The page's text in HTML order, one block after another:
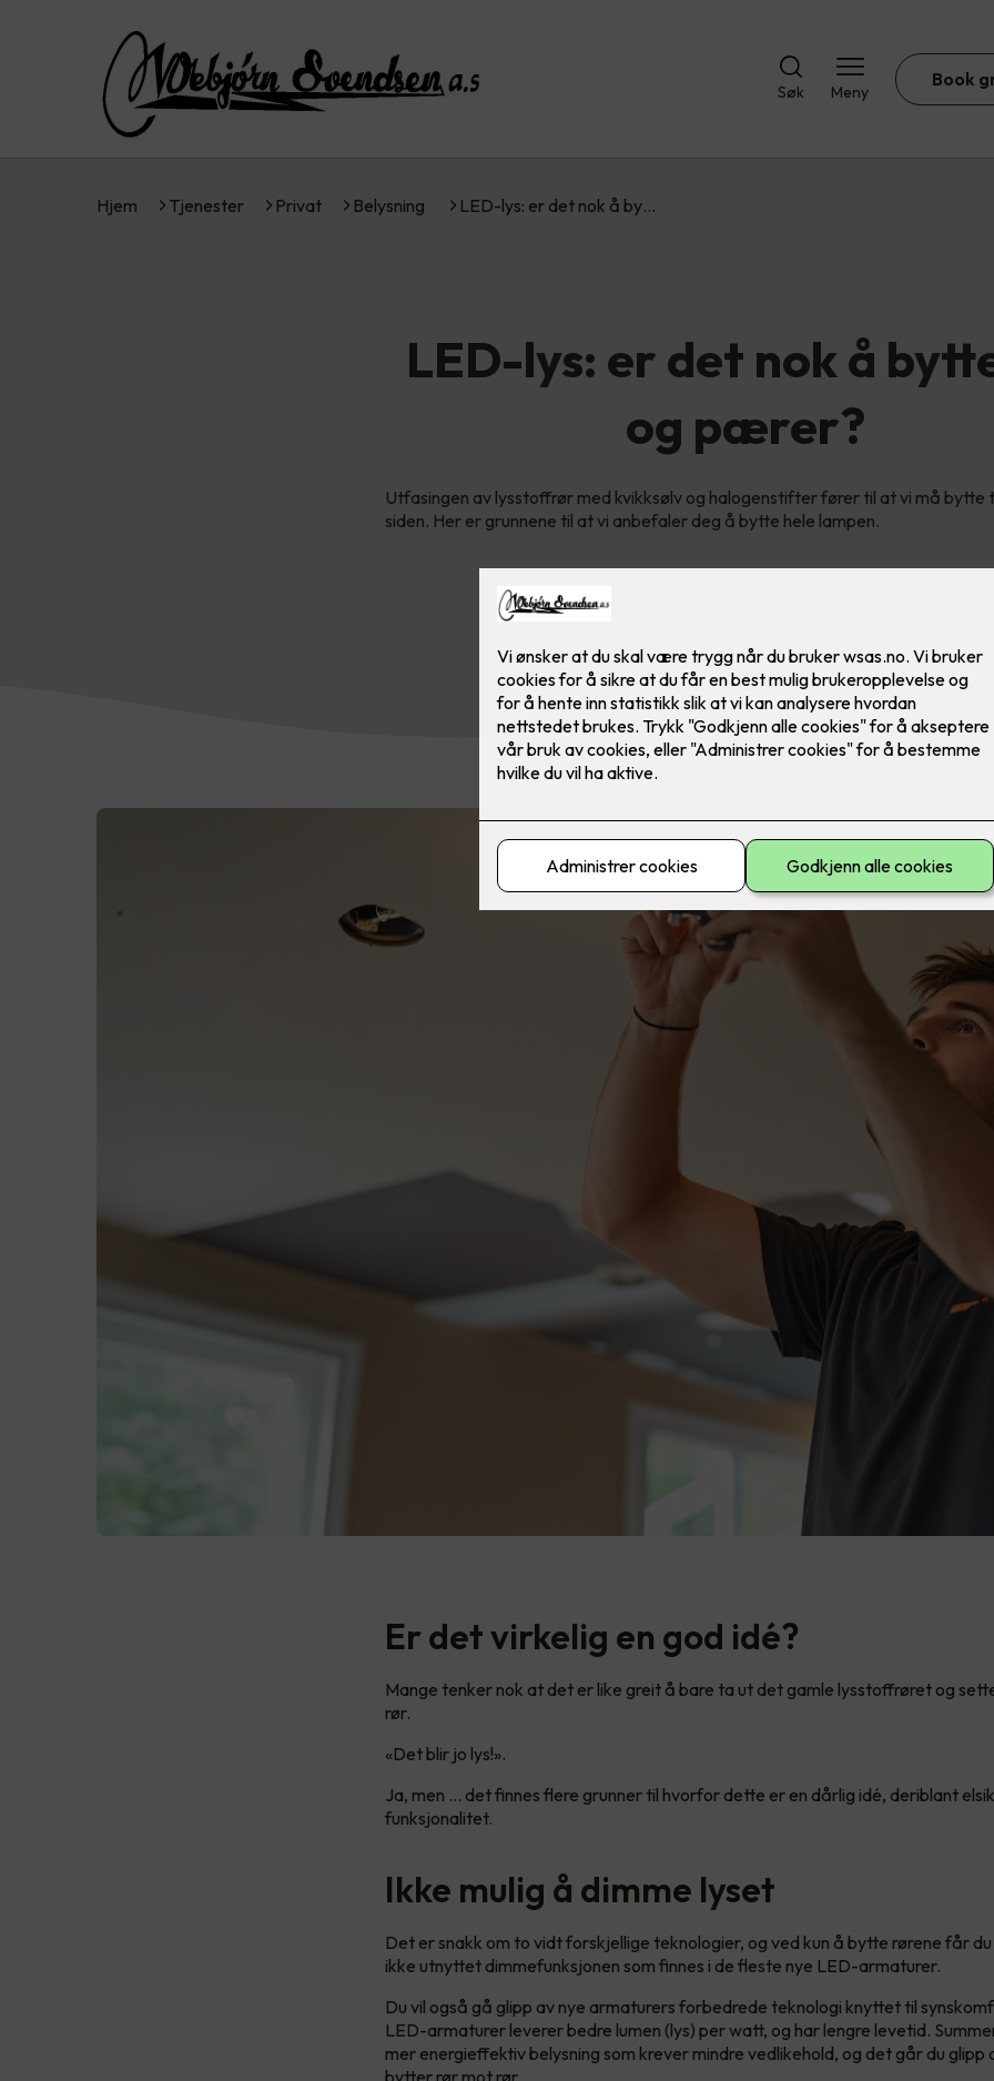
Søk Meny
Book
Hjem Tjenester Privat Belysning LED-lys: er det nok å by…
LED-lys: er det nok å
og pærer?
Utfasingen av lysstoffrør med kvikksølv og halogenstifter fører til at vi må bytte
siden. Her er grunnene til at vi anbefaler deg å bytte hele lampen.
Er det virkelig en god idé?
Mange tenker nok at det er like greit å bare ta ut det gamle lysstoffrøret og
rør.
«Det blir jo lys!».
Ja, men ... det finnes flere grunner til hvorfor dette er en dårlig idé, deriblant
funksjonalitet.
Ikke mulig å dimme lyset
Det er snakk om to vidt forskjellige teknologier, og ved kun å bytte rørene får du
ikke utnyttet dimmefunksjonen som finnes i de fleste nye LED-armaturer.
Du vil også gå glipp av nye armaturers forbedrede teknologi knyttet til
LED-armaturer leverer bedre lumen (lys) per watt, og har lengre levetid.
mer energieffektiv belysning som krever mindre vedlikehold, og det går du glipp
bytter rør mot rør.